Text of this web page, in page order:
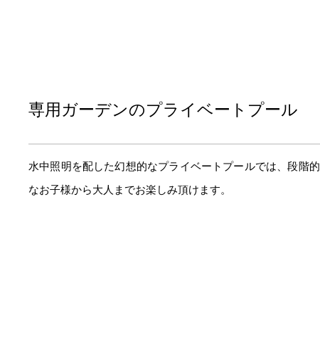
専用ガーデンのプライベートプール
水中照明を配した幻想的なプライベートプールでは、段階
なお子様から大人までお楽しみ頂けます。